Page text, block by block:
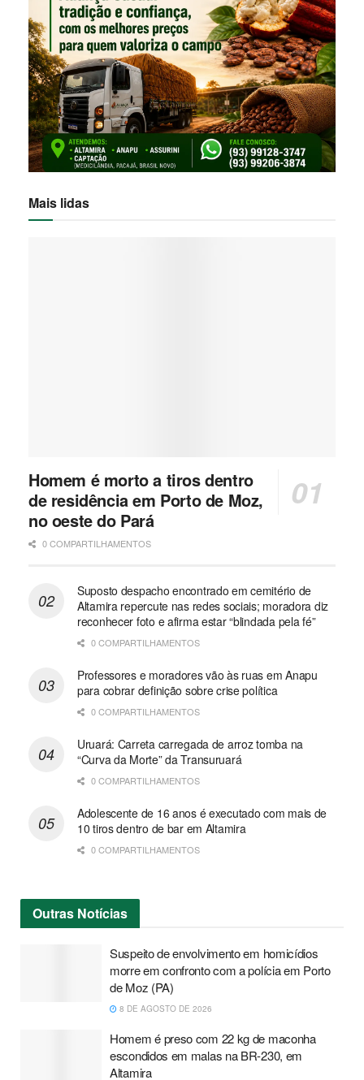
Mais lidas
Homem é morto a tiros dentro
de residência em Porto de Moz,
no oeste do Pará
0 COMPARTILHAMENTOS
Suposto despacho encontrado em cemitério de
Altamira repercute nas redes sociais; moradora diz
reconhecer foto e afirma estar “blindada pela fé”
0 COMPARTILHAMENTOS
Professores e moradores vão às ruas em Anapu
para cobrar definição sobre crise política
0 COMPARTILHAMENTOS
Uruará: Carreta carregada de arroz tomba na
“Curva da Morte” da Transuruará
0 COMPARTILHAMENTOS
Adolescente de 16 anos é executado com mais de
10 tiros dentro de bar em Altamira
0 COMPARTILHAMENTOS
Outras Notícias
Suspeito de envolvimento em homicídios
morre em confronto com a polícia em Porto
de Moz (PA)
8 DE AGOSTO DE 2026
Homem é preso com 22 kg de maconha
escondidos em malas na BR-230, em
Altamira